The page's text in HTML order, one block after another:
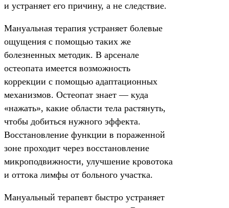
и устраняет его причину, а не следствие.
Мануальная терапия устраняет болевые
ощущения с помощью таких же
болезненных методик. В арсенале
остеопата имеется возможность
коррекции с помощью адаптационных
механизмов. Остеопат знает — куда
«нажать», какие области тела растянуть,
чтобы добиться нужного эффекта.
Восстановление функции в пораженной
зоне проходит через восстановление
микроподвижности, улучшение кровотока
и оттока лимфы от больного участка.
Мануальный терапевт быстро устраняет